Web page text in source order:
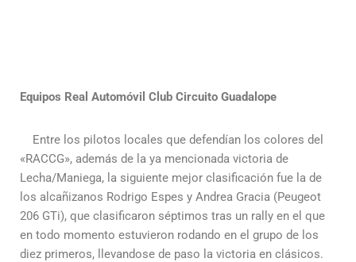
Equipos Real Automóvil Club Circuito Guadalope
Entre los pilotos locales que defendían los colores del
«RACCG», además de la ya mencionada victoria de
Lecha/Maniega, la siguiente mejor clasificación fue la de
los alcañizanos Rodrigo Espes y Andrea Gracia (Peugeot
206 GTi), que clasificaron séptimos tras un rally en el que
en todo momento estuvieron rodando en el grupo de los
diez primeros, llevandose de paso la victoria en clásicos.